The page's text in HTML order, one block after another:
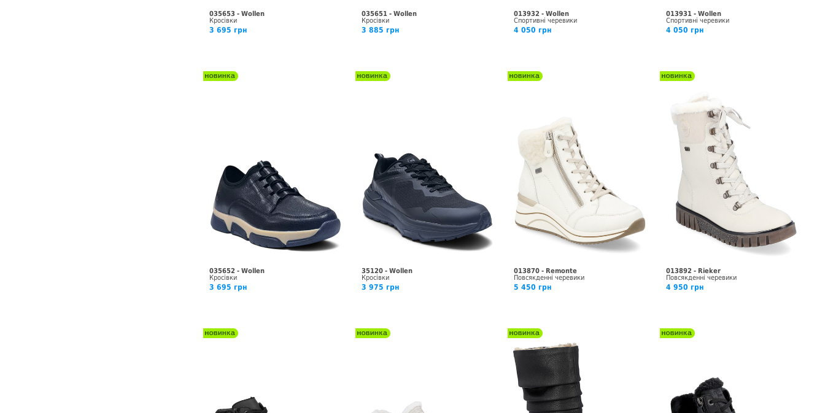
035653 - Wollen
Кросівки
3 695 грн
035651 - Wollen
Кросівки
3 885 грн
013932 - Wollen
Спортивні черевики
4 050 грн
013931 - Wollen
Спортивні черевики
4 050 грн
035652 - Wollen
Кросівки
3 695 грн
35120 - Wollen
Кросівки
3 975 грн
013870 - Remonte
Повсякденні черевики
5 450 грн
013892 - Rieker
Повсякденні черевики
4 950 грн